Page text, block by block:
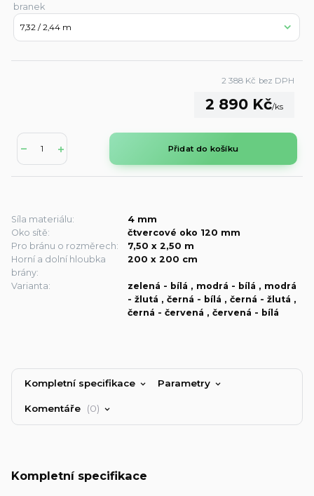
branek
2 890 Kč/ks
2 388 Kč bez DPH
Přidat do košíku
Síla materiálu:
4 mm
Oko sítě:
čtvercové oko 120 mm
Pro bránu o rozměrech:
7,50 x 2,50 m
Horní a dolní hloubka
brány:
200 x 200 cm
Varianta:
zelená - bílá , modrá - bílá , modrá
- žlutá , černá - bílá , černá - žlutá ,
černá - červená , červená - bílá
Kompletní specifikace Parametry
Komentáře 0
Kompletní specifikace